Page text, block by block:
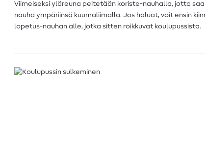
Viimeiseksi yläreuna peitetään koriste-nauhalla, jotta
nauha ympäriinsä kuumaliimalla. Jos haluat, voit ensin
lopetus-nauhan alle, jotka sitten roikkuvat koulupussista.